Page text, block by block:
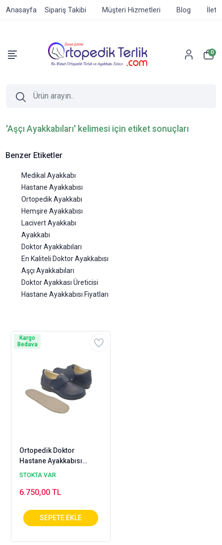
Anasayfa Sipariş Takibi Müşteri Hizmetleri Blog
0
'Aşçı Ayakkabıları' kelimesi için etiket sonuçları
Benzer Etiketler
Medikal Ayakkabı
Hastane Ayakkabısı
Ortopedik Ayakkabı
Hemşire Ayakkabısı
Lacivert Ayakkabı
Ayakkabı
Doktor Ayakkabıları
En Kaliteli Doktor Ayakkabısı
Aşçı Ayakkabıları
Doktor Ayakkası Üreticisi
Hastane Ayakkabısı Fiyatları
Ortopedik Doktor
Hastane Ayakkabısı
Bayan Lacivert OD-01LL
STOKTA VAR
6.750,00 TL
Kargo
Bedava